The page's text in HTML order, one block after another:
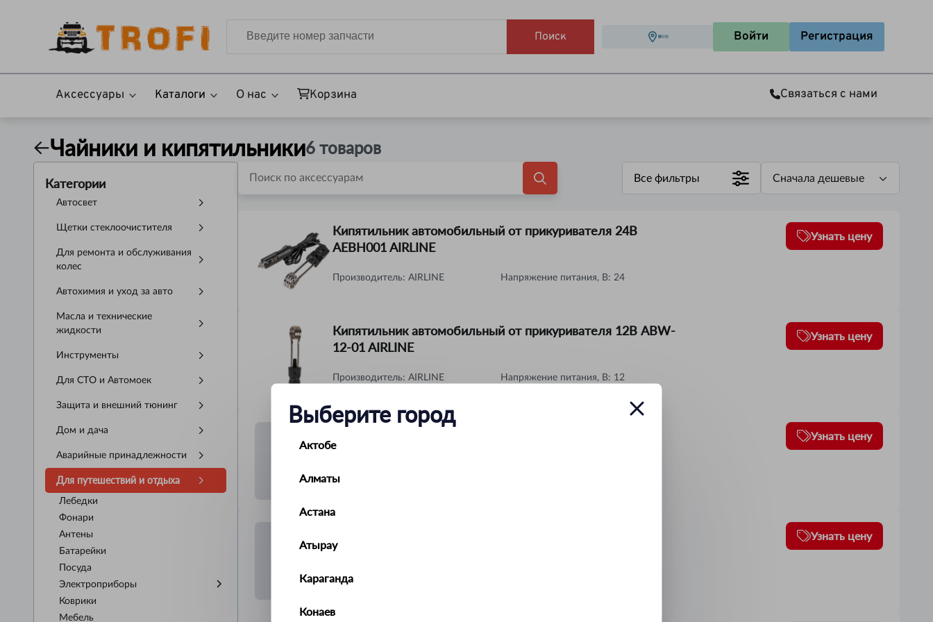
Поиск
Выберите город
Актобе
Алматы
Астана
Атырау
Караганда
Конаев
Войти Регистрация
Аксессуары Каталоги О нас Корзина Связаться с нами
Чайники и кипятильники6 товаров
Категории
Автосвет
Щетки стеклоочистителя
Для ремонта и обслуживания
колес
Автохимия и уход за авто
Масла и технические
жидкости
Инструменты
Для СТО и Автомоек
Защита и внешний тюнинг
Дом и дача
Аварийные принадлежности
Для путешествий и отдыха
Лебедки
Фонари
Антены
Батарейки
Посуда
Электроприборы
Коврики
Мебель
Все фильтры Сначала дешевые
Кипятильник автомобильный от прикуривателя 24В
AEBH001 AIRLINE
Производитель: AIRLINE Напряжение питания, В: 24
Узнать цену
Кипятильник автомобильный от прикуривателя 12В ABW-
12-01 AIRLINE
Производитель: AIRLINE Напряжение питания, В: 12
Узнать цену
Чайник автомобильный 12В прозрачный/оранжевый
пластик ABK-12-03 AIRLINE
Производитель:
Узнать цену
AIRLINE
Производитель:
Узнать цену